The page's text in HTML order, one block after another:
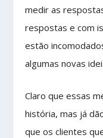
medir as
respostas e com
estão
algumas novas
Claro que essas
história, mas já
que os clientes